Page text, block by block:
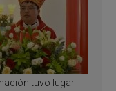
tuvo lugar